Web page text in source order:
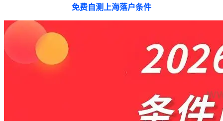
免费自测上海落户条件